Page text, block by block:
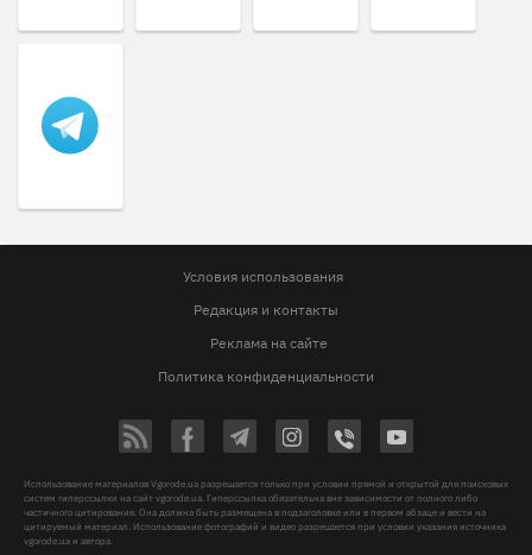
Условия использования
Редакция и контакты
Реклама на сайте
Политика конфиденциальности
Использование материалов Vgorode.ua разрешается только при условии прямой и открытой для поисковых
систем гиперссылки на сайт vgorode.ua. Гиперссылка обязательна вне зависимости от полного либо
частичного цитирования. Она должна быть размещена в подзаголовке или в первом абзаце и вести на
цитируемый материал. Использование фотографий и видео разрешается при условии указания источника
vgorode.ua и автора.